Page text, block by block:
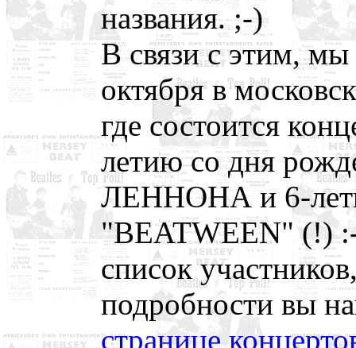
названия. ;-)
В связи с этим,
октября в
где состоится
летию со дня
ЛЕННОНА и 6-
"BEATWEEN" (!)
список
подробности вы
странице